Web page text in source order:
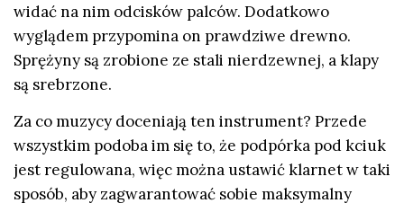
widać na nim odcisków palców. Dodatkowo
wyglądem przypomina on prawdziwe drewno.
Sprężyny są zrobione ze stali nierdzewnej, a klapy
są srebrzone.
Za co muzycy doceniają ten instrument? Przede
wszystkim podoba im się to, że podpórka pod kciuk
jest regulowana, więc można ustawić klarnet w taki
sposób, aby zagwarantować sobie maksymalny